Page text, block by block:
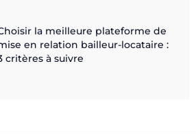
la meilleure plateforme de
en relation bailleur-locataire :
critères à suivre